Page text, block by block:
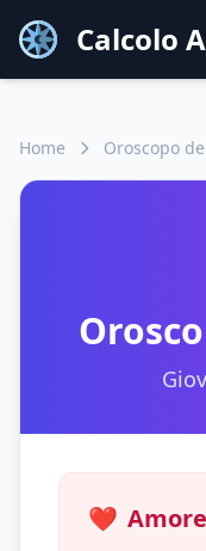
Calcolo
Home Oroscopo
❤️ Amore